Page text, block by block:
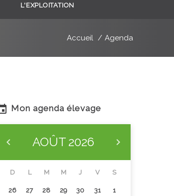
L'EXPLOITATION
Accueil Agenda
Mon agenda élevage
AOÛT 2026
D L M M J V S
26 27 28 29 30 31 1